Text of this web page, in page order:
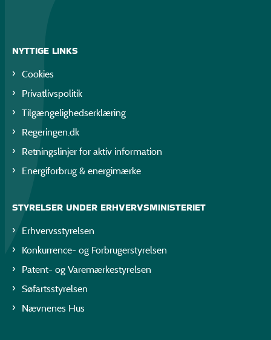
NYTTIGE LINKS
Cookies
Privatlivspolitik
Tilgængelighedserklæring
Regeringen.dk
Retningslinjer for aktiv information
Energiforbrug & energimærke
STYRELSER UNDER ERHVERVSMINISTERIET
Erhvervsstyrelsen
Konkurrence- og Forbrugerstyrelsen
Patent- og Varemærkestyrelsen
Søfartsstyrelsen
Nævnenes Hus